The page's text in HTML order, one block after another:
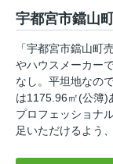
宇都宮市鐺山
「宇都宮市鐺山町
やハウスメーカー
なし。平坦地なの
は1175.96㎡(公簿)
プロフェッショナ
足いただけるよう